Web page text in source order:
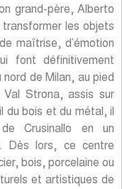
grand-père, Alberto
transformer les objets
maîtrise, d’émotion
font définitivement
de Milan, au pied
Strona, assis sur
du bois et du métal, il
Crusinallo en un
Dès lors, ce centre
bois, porcelaine ou
et artistiques de